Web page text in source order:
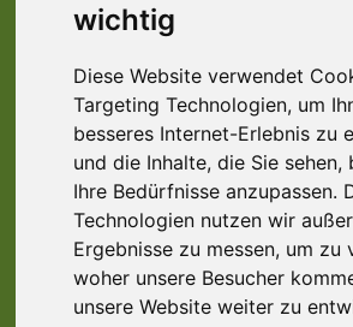
wichtig
Diese Website verwendet
Targeting Technologien, um
besseres Internet-Erlebnis zu
und die Inhalte, die Sie sehen,
Ihre Bedürfnisse anzupassen.
Technologien nutzen wir
Ergebnisse zu messen, um zu
woher unsere Besucher
unsere Website weiter zu
Dieser Job ist
nicht mehr
... aber vielleicht ist hier